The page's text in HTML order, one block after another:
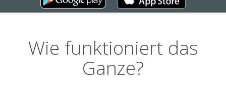
Wie funktioniert das
Ganze?